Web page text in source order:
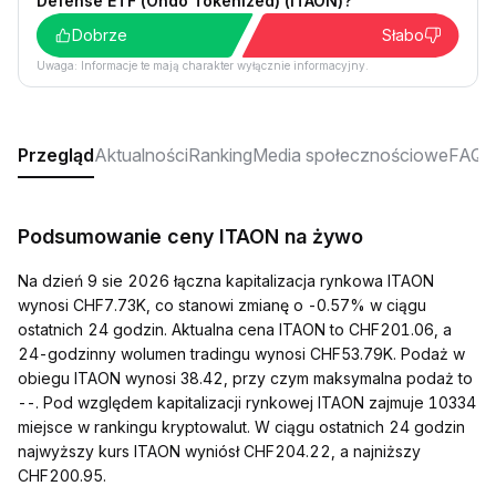
Dobrze
Słabo
Uwaga: Informacje te mają charakter wyłącznie informacyjny.
PrzeglądAktualnościRankingMedia społecznościoweFAQ
Podsumowanie ceny ITAON na żywo
Na dzień 9 sie 2026 łączna kapitalizacja rynkowa ITAON
wynosi CHF7.73K, co stanowi zmianę o -0.57% w ciągu
ostatnich 24 godzin. Aktualna cena ITAON to CHF201.06, a
24-godzinny wolumen tradingu wynosi CHF53.79K. Podaż w
obiegu ITAON wynosi 38.42, przy czym maksymalna podaż to
--. Pod względem kapitalizacji rynkowej ITAON zajmuje 10334
miejsce w rankingu kryptowalut. W ciągu ostatnich 24 godzin
najwyższy kurs ITAON wyniósł CHF204.22, a najniższy
CHF200.95.